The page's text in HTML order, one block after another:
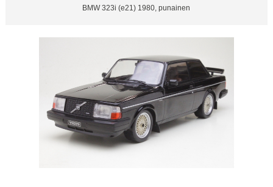
BMW 323i (e21) 1980, punainen